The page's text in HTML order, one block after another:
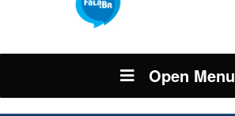
Open Menu